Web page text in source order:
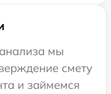
мы
смету
и займемся